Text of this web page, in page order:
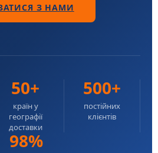
З НАМИ
50+
країн у
географії
доставки
500+
постійних
клієнтів
98%